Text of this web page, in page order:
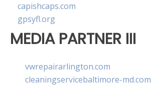
capishcaps.com
gpsyfl.org
MEDIA PARTNER III
vwrepairarlington.com
cleaningservicebaltimore-md.com